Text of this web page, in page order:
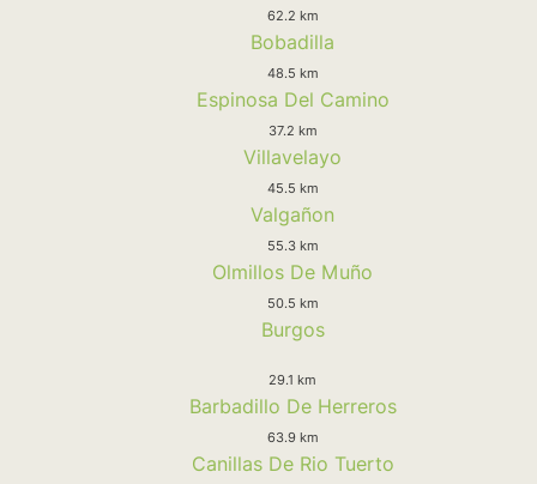
62.2 km
Bobadilla
48.5 km
Espinosa Del Camino
37.2 km
Villavelayo
45.5 km
Valgañon
55.3 km
Olmillos De Muño
50.5 km
Burgos
29.1 km
Barbadillo De Herreros
63.9 km
Canillas De Rio Tuerto